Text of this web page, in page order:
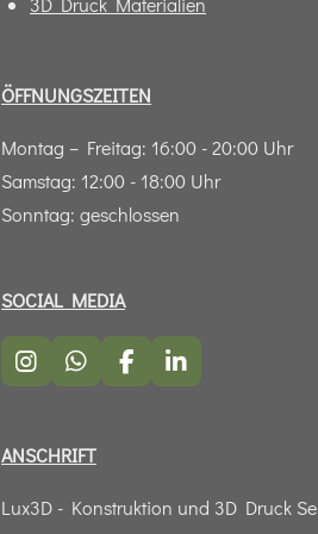
ÖFFNUNGSZEITEN
Montag – Freitag: 16:00 - 20:00 Uhr
Samstag: 12:00 - 18:00 Uhr
Sonntag: geschlossen
SOCIAL MEDIA
I
n
a
r
W
h
s
p
F
a
o
L
i
I
ANSCHRIFT
Lux3D - Konstruktion und 3D Druck